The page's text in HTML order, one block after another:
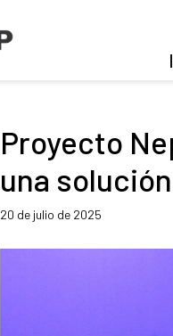
Proyecto
una solución
20 de julio de 2025